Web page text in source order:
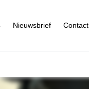
Nieuwsbrief Contact